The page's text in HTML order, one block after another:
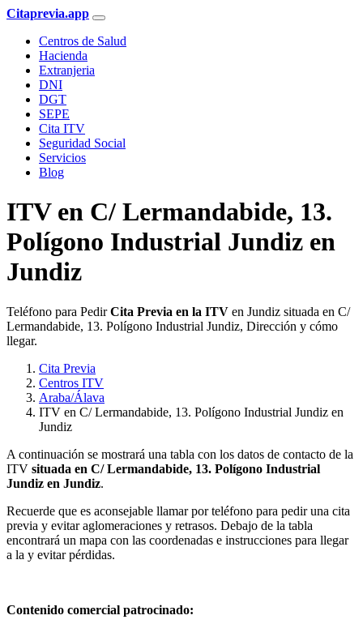
Citaprevia.app
Centros de Salud
Hacienda
Extranjeria
DNI
DGT
SEPE
Cita ITV
Seguridad Social
Servicios
Blog
ITV en C/ Lermandabide, 13.
Polígono Industrial Jundiz en
Jundiz
Teléfono para PedirCita Previa en la ITV en Jundiz situada en C/
Lermandabide, 13. Polígono Industrial Jundiz, Dirección y cómo
llegar.
Cita Previa
Centros ITV
Araba/Álava
ITV en C/ Lermandabide, 13. Polígono Industrial Jundiz en
Jundiz
A continuación se mostrará una tabla con los datos de contacto de la
ITV situada en C/ Lermandabide, 13. Polígono Industrial
Jundiz en Jundiz.
Recuerde que es aconsejable llamar por teléfono para pedir una cita
previa y evitar aglomeraciones y retrasos. Debajo de la tabla
encontrará un mapa con las coordenadas e instrucciones para llegar
a la y evitar pérdidas.
Contenido comercial patrocinado: